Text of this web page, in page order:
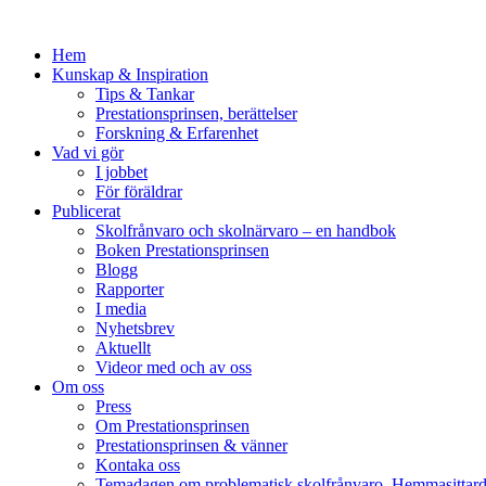
Hem
Kunskap & Inspiration
Tips & Tankar
Prestationsprinsen, berättelser
Forskning & Erfarenhet
Vad vi gör
I jobbet
För föräldrar
Publicerat
Skolfrånvaro och skolnärvaro – en handbok
Boken Prestationsprinsen
Blogg
Rapporter
I media
Nyhetsbrev
Aktuellt
Videor med och av oss
Om oss
Press
Om Prestationsprinsen
Prestationsprinsen & vänner
Kontaka oss